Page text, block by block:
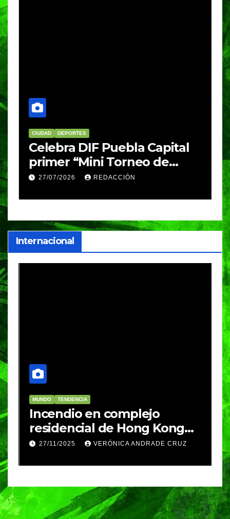
CIUDAD DEPORTES
Celebra DIF Puebla Capital
primer “Mini Torneo de
Fútbol” de Centro de Día
27/07/2026 REDACCIÓN
Internacional
MUNDO TENDENCIA
Incendio en complejo
residencial de Hong Kong
deja 44 muertos y casi 300
27/11/2025 VERÓNICA ANDRADE CRUZ